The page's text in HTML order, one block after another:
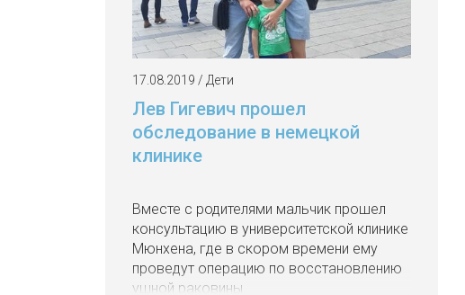
17.08.2019 / Дети
Лев Гигевич прошел
обследование в немецкой
клинике
Вместе с родителями мальчик прошел
консультацию в университетской клинике
Мюнхена, где в скором времени ему
проведут операцию по восстановлению
ушной раковины.